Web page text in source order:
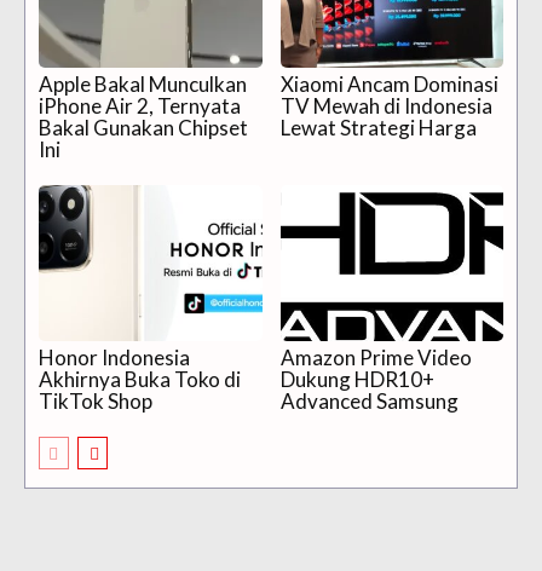
Apple Bakal Munculkan
iPhone Air 2, Ternyata
Bakal Gunakan Chipset
Ini
Xiaomi Ancam Dominasi
TV Mewah di Indonesia
Lewat Strategi Harga
Honor Indonesia
Akhirnya Buka Toko di
TikTok Shop
Amazon Prime Video
Dukung HDR10+
Advanced Samsung